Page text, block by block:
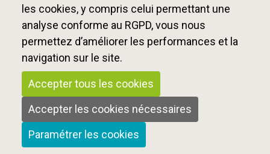
les cookies, y compris celui permettant une
analyse conforme au RGPD, vous nous
permettez d’améliorer les performances et la
navigation sur le site.
Accepter tous les cookies
Accepter les cookies nécessaires
Paramétrer les cookies